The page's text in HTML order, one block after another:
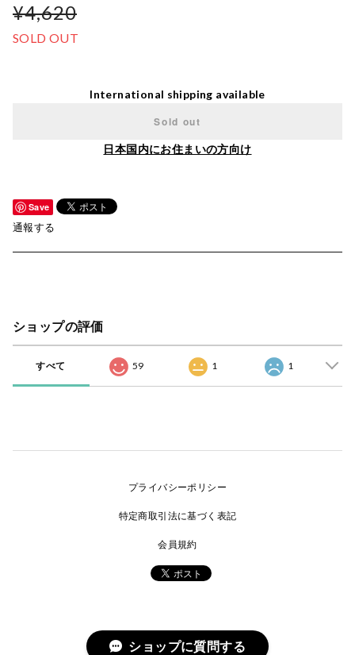
¥4,620
SOLD OUT
International shipping available
Sold out
日本国内にお住まいの方向け
Save
通報する
ショップの評価
すべて 59 1 1
プライバシーポリシー
特定商取引法に基づく表記
会員規約
ショップに質問する